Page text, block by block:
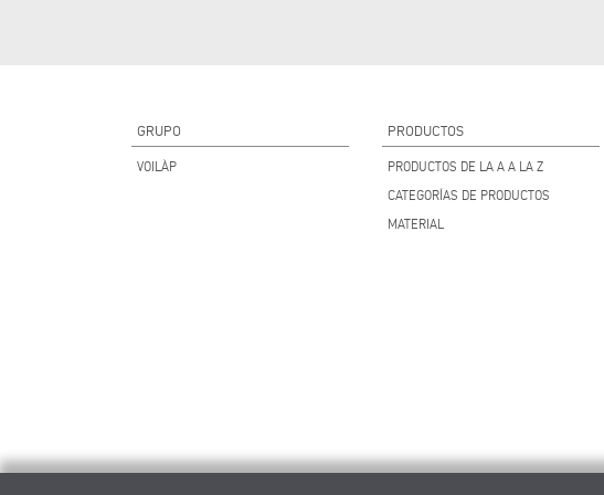
GRUPO
VOILÀP
PRODUCTOS
PRODUCTOS DE LA A A LA Z
CATEGORÍAS DE PRODUCTOS
MATERIAL